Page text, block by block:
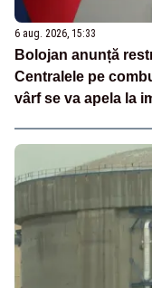
6 aug. 2026, 15:33
Bolojan anunță
Centralele pe
vârf se va apela la